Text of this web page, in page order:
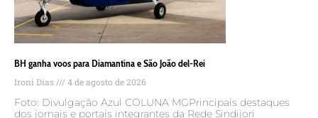
BH ganha voos para Diamantina e São João del-Rei
Ironi Dias 4 de agosto de 2026
Foto: Divulgação Azul COLUNA MGPrincipais destaques
dos jornais e portais integrantes da Rede Sindijori